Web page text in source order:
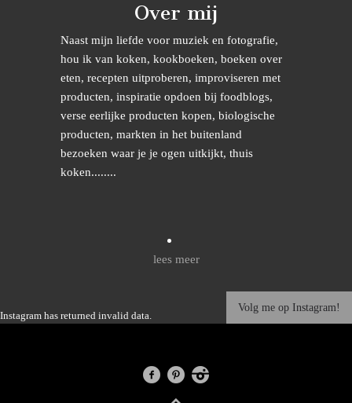
Over mij
Naast mijn liefde voor muziek en fotografie,
hou ik van koken, kookboeken, boeken over
eten, recepten uitproberen, improviseren met
producten, inspiratie opdoen bij foodblogs,
verse eerlijke producten kopen, biologische
producten, markten in het buitenland
bezoeken waar je je ogen uitkijkt, thuis
koken........
lees meer
Instagram has returned invalid data.
Volg me op Instagram!